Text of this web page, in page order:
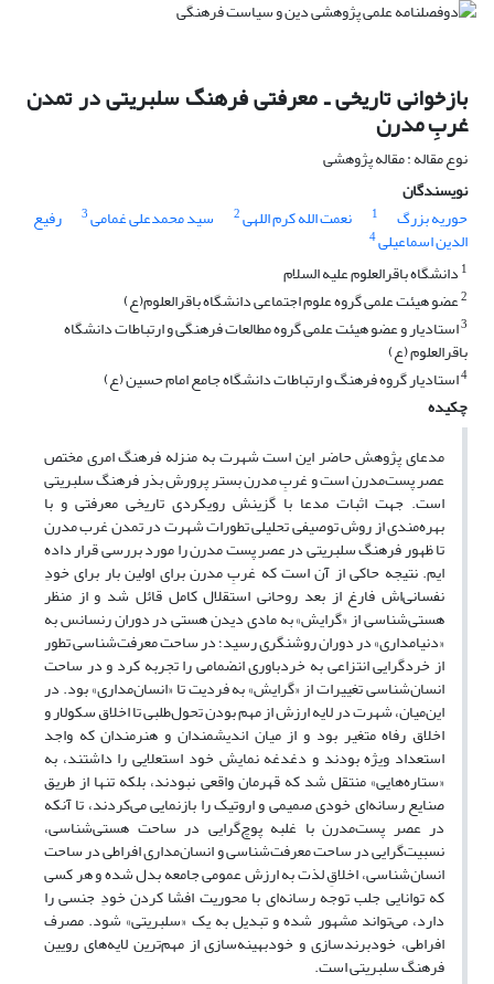
بازخوانی تاریخی ـ معرفتی فرهنگ سلبریتی در تمدن
غربِ مدرن
نوع مقاله : مقاله پژوهشی
نویسندگان
حوریه بزرگ
1 نعمت الله کرم اللهی2 سید محمدعلی غمامی3 رفیع
الدین اسماعیلی4
1 دانشگاه باقرالعلوم علیه السلام
2عضو هیئت علمی گروه علوم اجتماعی دانشگاه باقرالعلوم(ع)
3استادیار و عضو هیئت علمی گروه مطالعات فرهنگی و ارتباطات دانشگاه
باقرالعلوم (ع)
4استادیار گروه فرهنگ و ارتباطات دانشگاه جامع امام حسین (ع)
چکیده
مدعای پژوهش حاضر این است شهرت به منزله فرهنگ امری مختص
عصر پست‌مدرن است و غربِ مدرن بستر پرورش بذر فرهنگ سلبریتی
است. جهت اثبات مدعا با گزینش رویکردی تاریخی معرفتی و با
بهره‌مندی از روش توصیفی تحلیلی تطورات شهرت در تمدن غرب مدرن
تا ظهور فرهنگ سلبریتی در عصر پست مدرن را مورد بررسی قرار داده
ایم. نتیجه حاکی از آن است که غربِ مدرن برای اولین بار برای خودِ
نفسانی‌اش فارغ از بعد روحانی استقلال کامل قائل شد و از منظر
هستی‌شناسی از «گرایش» به مادی دیدن هستی در دوران رنسانس به
«دنیامداری» در دوران روشنگری رسید؛ در ساحت معرفت‌شناسی تطور
از خردگرایی انتزاعی به خردباوری انضمامی را تجربه کرد و در ساحت
انسان‌شناسی تغییرات از «گرایش» به فردیت تا «انسان‌مداری» بود. در
این‌میان، شهرت در لایه ارزش از مهم بودن تحول‌طلبی تا اخلاق سکولار و
اخلاق رفاه متغیر بود و از میان اندیشمندان و هنرمندان که واجد
استعداد ویژه بودند و دغدغه نمایش خود استعلایی را داشتند، به
«ستاره‌هایی» منتقل شد که قهرمان واقعی نبودند، بلکه تنها از طریق
صنایع رسانه‌ای خودی صمیمی و اروتیک را بازنمایی می‌کردند، تا آنکه
در عصر پست‌مدرن با غلبه پوچ‌گرایی در ساحت هستی‌شناسی،
نسبیت‌گرایی در ساحت معرفت‌شناسی و انسان‌‌مداری افراطی در ساحت
انسان‌شناسی، اخلاقِ لذت به ارزش عمومی جامعه بدل شده و هر کسی
که توانایی جلب توجه رسانه‌ای با محوریت افشا کردن خودِ جنسی را
دارد، می‌تواند مشهور شده و تبدیل به یک «سلبریتی» شود. مصرف
افراطی، خودبرندسازی و خودبهینه‌سازی از مهم‌ترین لایه‌های رویین
فرهنگ سلبریتی است.